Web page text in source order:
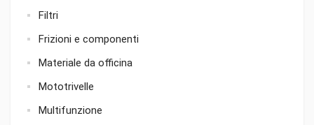
Filtri
Frizioni e componenti
Materiale da officina
Mototrivelle
Multifunzione